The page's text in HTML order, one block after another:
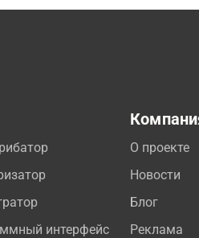
интерфейс
О проекте
Новости
Блог
Реклама